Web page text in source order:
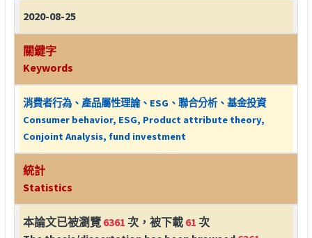
2020-08-25
關鍵字
Keywords
消費者行為、產品屬性理論、ESG、聯合分析、基金投資
Consumer behavior, ESG, Product attribute theory,
Conjoint Analysis, fund investment
統計
Statistics
本論文已被瀏覽 6361 次，被下載 61 次